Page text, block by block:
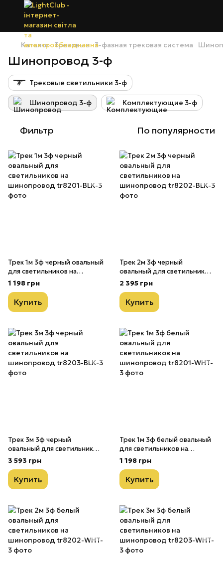
Каталог Трековые 3-фазная трековая система
Шинопровод 3-ф
Трековые светильники 3-ф
Шинопровод 3-ф Комплектующие 3-ф
Фильтр По популярности
Трек 1м 3ф черный овальный
для светильников на
шинопровод
1 198 грн
Купить
Трек 2м 3ф черный
овальный для светильников
на шинопровод
2 395 грн
Купить
Трек 3м 3ф черный
овальный для светильников
на шинопровод
3 593 грн
Купить
Трек 1м 3ф белый овальный
для светильников на
шинопровод
1 198 грн
Купить